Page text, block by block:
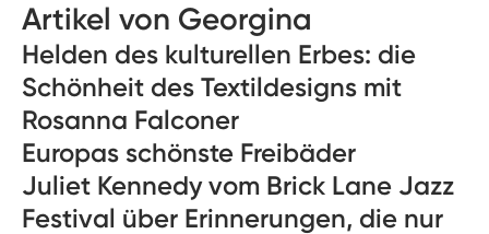
Artikel von Georgina
Helden des kulturellen Erbes: die
Schönheit des Textildesigns mit
Rosanna Falconer
Europas schönste Freibäder
Juliet Kennedy vom Brick Lane Jazz
Festival über Erinnerungen, die nur